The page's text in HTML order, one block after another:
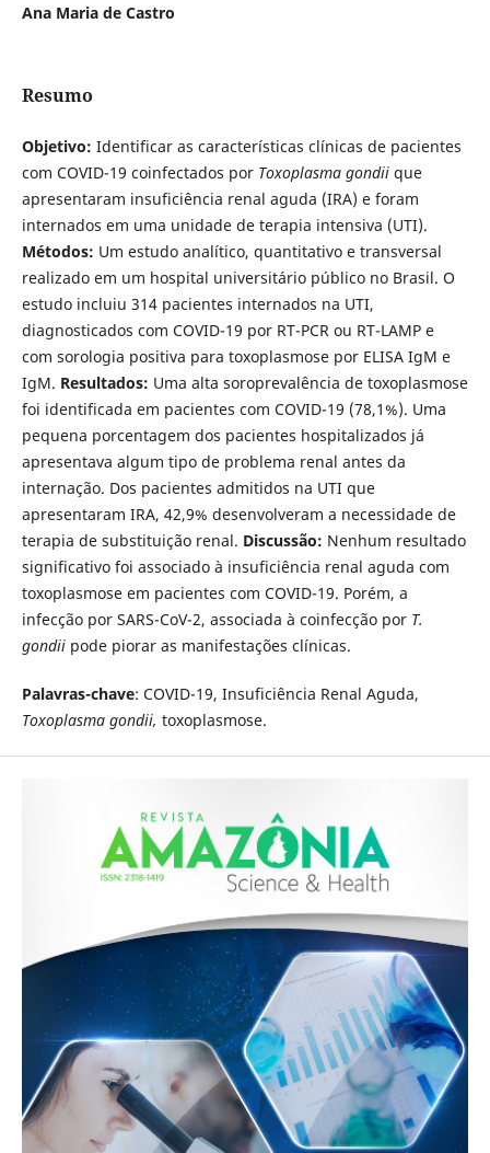
Ana Maria de Castro
Resumo
Objetivo: Identificar as características clínicas de pacientes
com COVID-19 coinfectados por Toxoplasma gondiique
apresentaram insuficiência renal aguda (IRA) e foram
internados em uma unidade de terapia intensiva (UTI).
Métodos: Um estudo analítico, quantitativo e transversal
realizado em um hospital universitário público no Brasil. O
estudo incluiu 314 pacientes internados na UTI,
diagnosticados com COVID-19 por RT-PCR ou RT-LAMP e
com sorologia positiva para toxoplasmose por ELISA IgM e
IgM. Resultados: Uma alta soroprevalência de toxoplasmose
foi identificada em pacientes com COVID-19 (78,1%). Uma
pequena porcentagem dos pacientes hospitalizados já
apresentava algum tipo de problema renal antes da
internação. Dos pacientes admitidos na UTI que
apresentaram IRA, 42,9% desenvolveram a necessidade de
terapia de substituição renal. Discussão: Nenhum resultado
significativo foi associado à insuficiência renal aguda com
toxoplasmose em pacientes com COVID-19. Porém, a
infecção por SARS-CoV-2, associada à coinfecção por T.
gondii pode piorar as manifestações clínicas.
Palavras-chave: COVID-19, Insuficiência Renal Aguda,
Toxoplasma gondii, toxoplasmose.